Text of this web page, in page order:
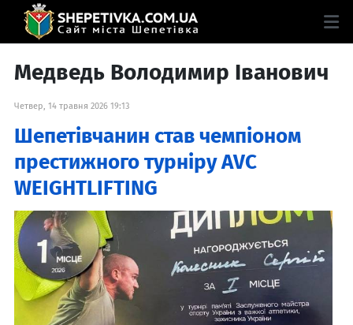
Медведь Володимир Іванович
Четвер, 14 травня 2026 19:13
Шепетівчанин став чемпіоном
престижного турніру AVC
WEIGHTLIFTING